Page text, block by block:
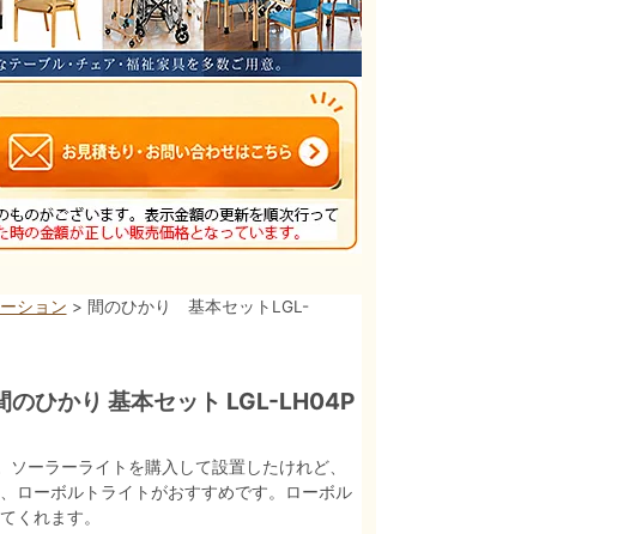
ション > 間のひかり 基本セットLGL-
のひかり 基本セット LGL-LH04P
ーラーライトを購入して設置したけれど、
ローボルトライトがおすすめです。ローボル
くれます。